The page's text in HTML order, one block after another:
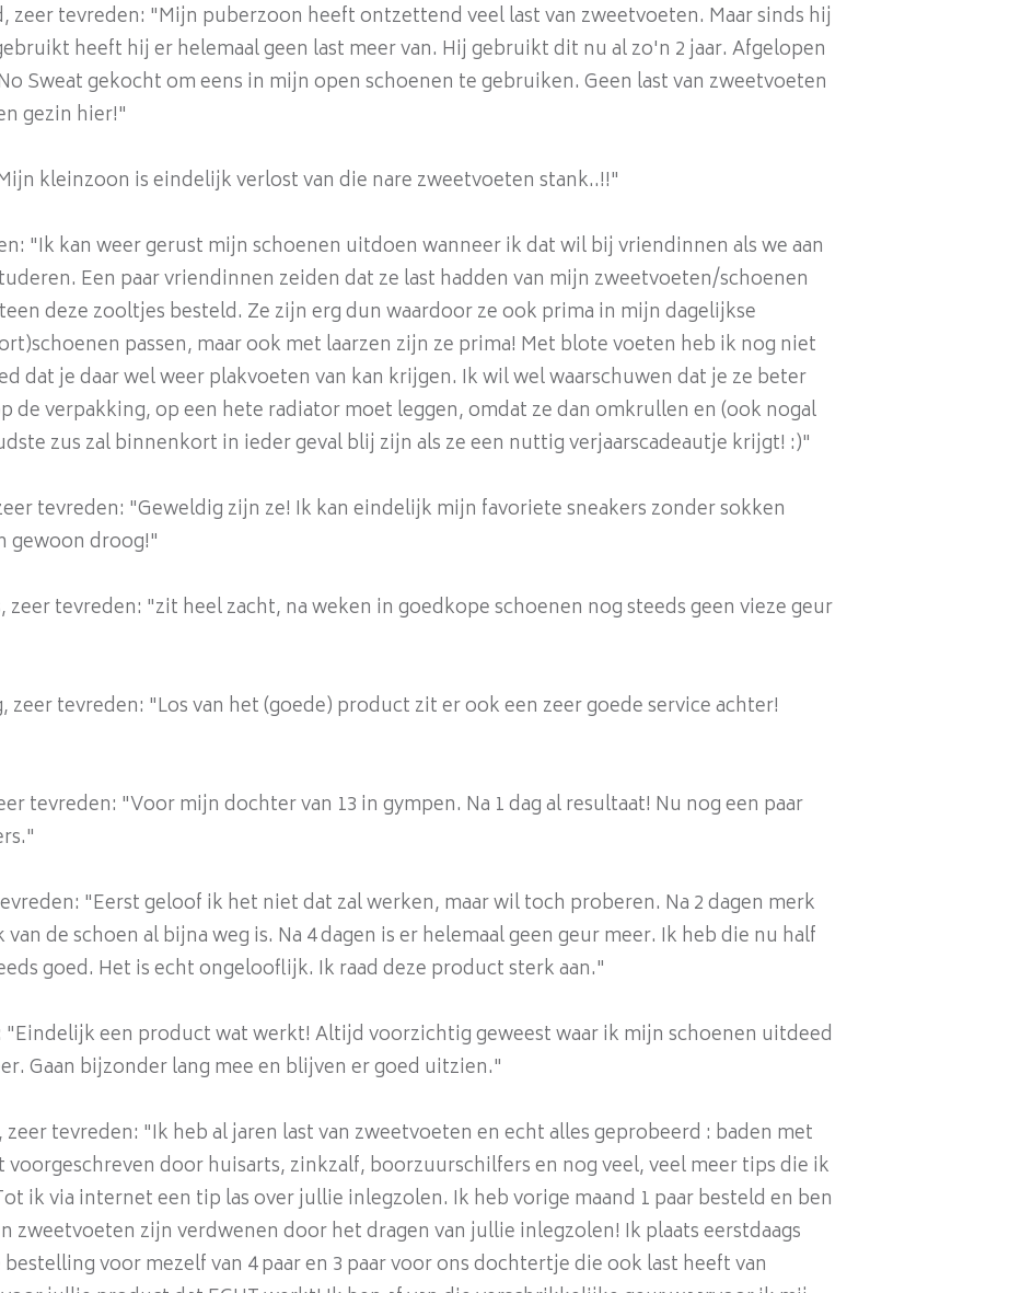
zeer tevreden: "Mijn puberzoon heeft ontzettend veel last van zweetvoeten. Maar sinds hij
heeft hij er helemaal geen last meer van. Hij gebruikt dit nu al zo'n 2 jaar. Afgelopen
Sweat gekocht om eens in mijn open schoenen te gebruiken. Geen last van zweetvoeten
gezin hier!"
kleinzoon is eindelijk verlost van die nare zweetvoeten stank..!!"
"Ik kan weer gerust mijn schoenen uitdoen wanneer ik dat wil bij vriendinnen als we aan
Een paar vriendinnen zeiden dat ze last hadden van mijn zweetvoeten/schoenen
deze zooltjes besteld. Ze zijn erg dun waardoor ze ook prima in mijn dagelijkse
passen, maar ook met laarzen zijn ze prima! Met blote voeten heb ik nog niet
dat je daar wel weer plakvoeten van kan krijgen. Ik wil wel waarschuwen dat je ze beter
de verpakking, op een hete radiator moet leggen, omdat ze dan omkrullen en (ook nogal
zus zal binnenkort in ieder geval blij zijn als ze een nuttig verjaarscadeautje krijgt! :)"
tevreden: "Geweldig zijn ze! Ik kan eindelijk mijn favoriete sneakers zonder sokken
gewoon droog!"
zeer tevreden: "zit heel zacht, na weken in goedkope schoenen nog steeds geen vieze geur
zeer tevreden: "Los van het (goede) product zit er ook een zeer goede service achter!
tevreden: "Voor mijn dochter van 13 in gympen. Na 1 dag al resultaat! Nu nog een paar
"Eerst geloof ik het niet dat zal werken, maar wil toch proberen. Na 2 dagen merk
de schoen al bijna weg is. Na 4 dagen is er helemaal geen geur meer. Ik heb die nu half
goed. Het is echt ongelooflijk. Ik raad deze product sterk aan."
"Eindelijk een product wat werkt! Altijd voorzichtig geweest waar ik mijn schoenen uitdeed
Gaan bijzonder lang mee en blijven er goed uitzien."
tevreden: "Ik heb al jaren last van zweetvoeten en echt alles geprobeerd : baden met
door huisarts, zinkzalf, boorzuurschilfers en nog veel, veel meer tips die ik
ik via internet een tip las over jullie inlegzolen. Ik heb vorige maand 1 paar besteld en ben
zweetvoeten zijn verdwenen door het dragen van jullie inlegzolen! Ik plaats eerstdaags
voor mezelf van 4 paar en 3 paar voor ons dochtertje die ook last heeft van